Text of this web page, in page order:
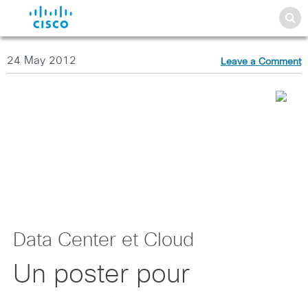
24 May 2012 Leave a Comment
Data Center et Cloud
Un poster pour